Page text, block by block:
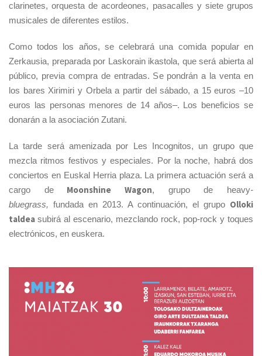
clarinetes, orquesta de acordeones, pasacalles y siete grupos
musicales de diferentes estilos.
Como todos los años, se celebrará una comida popular en
Zerkausia, preparada por Laskorain ikastola, que será abierta al
público, previa compra de entradas. Se pondrán a la venta en
los bares Xirimiri y Orbela a partir del sábado, a 15 euros –10
euros las personas menores de 14 años–. Los beneficios se
donarán a la asociación Zutani.
La tarde será amenizada por Les Incognitos, un grupo que
mezcla ritmos festivos y especiales. Por la noche, habrá dos
conciertos en Euskal Herria plaza. La primera actuación será a
cargo deMoonshine Wagon, grupo de heavy-
bluegrass, fundada en 2013. A continuación, el grupo Olloki
taldea subirá al escenario, mezclando rock, pop-rock y toques
electrónicos, en euskera.